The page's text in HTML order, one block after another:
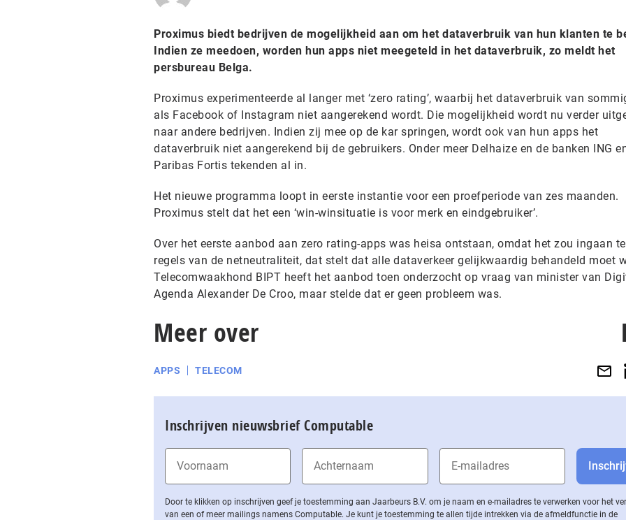
Proximus biedt bedrijven de mogelijkheid aan om het dataverbruik van hun klanten te
Indien ze meedoen, worden hun apps niet meegeteld in het dataverbruik, zo meldt het
persbureau Belga.
Proximus experimenteerde al langer met ‘zero rating’, waarbij het dataverbruik van
als Facebook of Instagram niet aangerekend wordt. Die mogelijkheid wordt nu verder
naar andere bedrijven. Indien zij mee op de kar springen, wordt ook van hun apps het
dataverbruik niet aangerekend bij de gebruikers. Onder meer Delhaize en de banken ING
Paribas Fortis tekenden al in.
Het nieuwe programma loopt in eerste instantie voor een proefperiode van zes maanden.
Proximus stelt dat het een ‘win-winsituatie is voor merk en eindgebruiker’.
Over het eerste aanbod aan zero rating-apps was heisa ontstaan, omdat het zou ingaan
regels van de netneutraliteit, dat stelt dat alle dataverkeer gelijkwaardig behandeld moet
Telecomwaakhond BIPT heeft het aanbod toen onderzocht op vraag van minister van
Agenda Alexander De Croo, maar stelde dat er geen probleem was.
Meer over
APPS TELECOM
Inschrijven nieuwsbrief Computable
Door te klikken op inschrijven geef je toestemming aan Jaarbeurs B.V. om je naam en e-mailadres te verwerken voor het
van een of meer mailings namens Computable. Je kunt je toestemming te allen tijde intrekken via de af­meld­func­tie in de